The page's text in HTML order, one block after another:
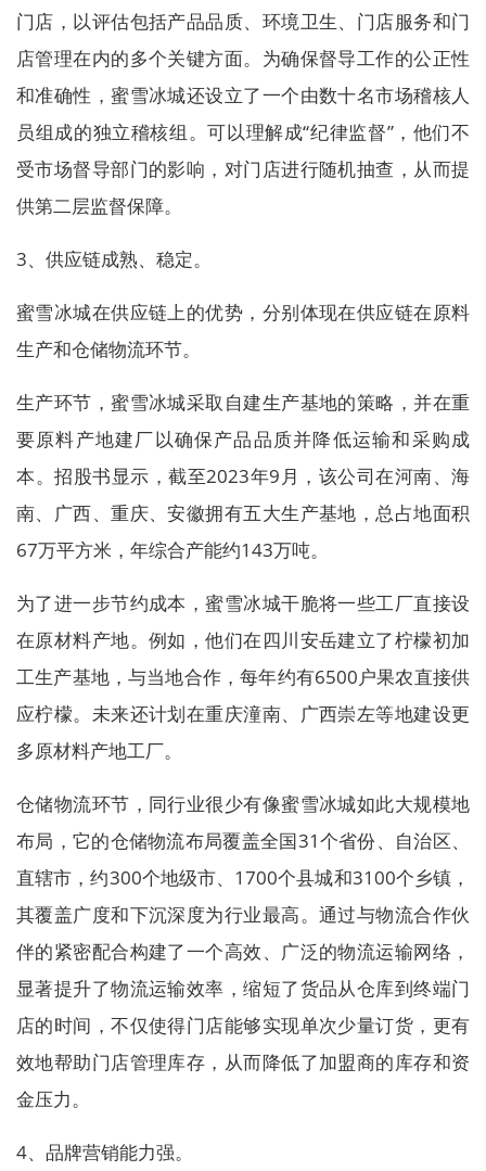
门店，以评估包括产品品质、环境卫生、门店服务和门
店管理在内的多个关键方面。为确保督导工作的公正性
和准确性，蜜雪冰城还设立了一个由数十名市场稽核人
员组成的独立稽核组。可以理解成“纪律监督”，他们不
受市场督导部门的影响，对门店进行随机抽查，从而提
供第二层监督保障。
3、供应链成熟、稳定。
蜜雪冰城在供应链上的优势，分别体现在供应链在原料
生产和仓储物流环节。
生产环节，蜜雪冰城采取自建生产基地的策略，并在重
要原料产地建厂以确保产品品质并降低运输和采购成
本。招股书显示，截至2023年9月，该公司在河南、海
南、广西、重庆、安徽拥有五大生产基地，总占地面积
67万平方米，年综合产能约143万吨。
为了进一步节约成本，蜜雪冰城干脆将一些工厂直接设
在原材料产地。例如，他们在四川安岳建立了柠檬初加
工生产基地，与当地合作，每年约有6500户果农直接供
应柠檬。未来还计划在重庆潼南、广西崇左等地建设更
多原材料产地工厂。
仓储物流环节，同行业很少有像蜜雪冰城如此大规模地
布局，它的仓储物流布局覆盖全国31个省份、自治区、
直辖市，约300个地级市、1700个县城和3100个乡镇，
其覆盖广度和下沉深度为行业最高。通过与物流合作伙
伴的紧密配合构建了一个高效、广泛的物流运输网络，
显著提升了物流运输效率，缩短了货品从仓库到终端门
店的时间，不仅使得门店能够实现单次少量订货，更有
效地帮助门店管理库存，从而降低了加盟商的库存和资
金压力。
4、品牌营销能力强。